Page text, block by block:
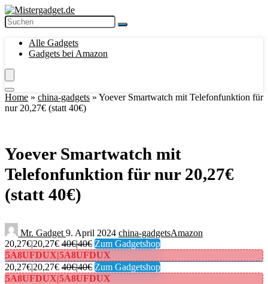
Alle Gadgets
Gadgets bei Amazon
Home » china-gadgets » Yoever Smartwatch mit Telefonfunktion für
nur 20,27€ (statt 40€)
Yoever Smartwatch mit
Telefonfunktion für nur 20,27€
(statt 40€)
Mr. Gadget 9. April 2024 china-gadgetsAmazon
20,27€|20,27€ 40€|40€ Zum Gadgetshop
5A8UFDUX|5A8UFDUX
20,27€|20,27€ 40€|40€ Zum Gadgetshop
5A8UFDUX|5A8UFDUX